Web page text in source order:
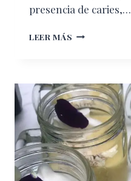
presencia de caries,…
LEER MÁS PÉRDIDA
SUCEDE?